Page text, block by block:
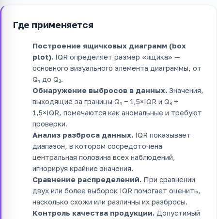
Где применяется
Построение ящичковых диаграмм (box
plot). IQR определяет размер «ящика» —
основного визуального элемента диаграммы, от
Q₁ до Q₃.
Обнаружение выбросов в данных. Значения,
выходящие за границы Q₁ − 1,5×IQR и Q₃ +
1,5×IQR, помечаются как аномальные и требуют
проверки.
Анализ разброса данных. IQR показывает
диапазон, в котором сосредоточена
центральная половина всех наблюдений,
игнорируя крайние значения.
Сравнение распределений. При сравнении
двух или более выборок IQR помогает оценить,
насколько схожи или различны их разбросы.
Контроль качества продукции. Допустимый